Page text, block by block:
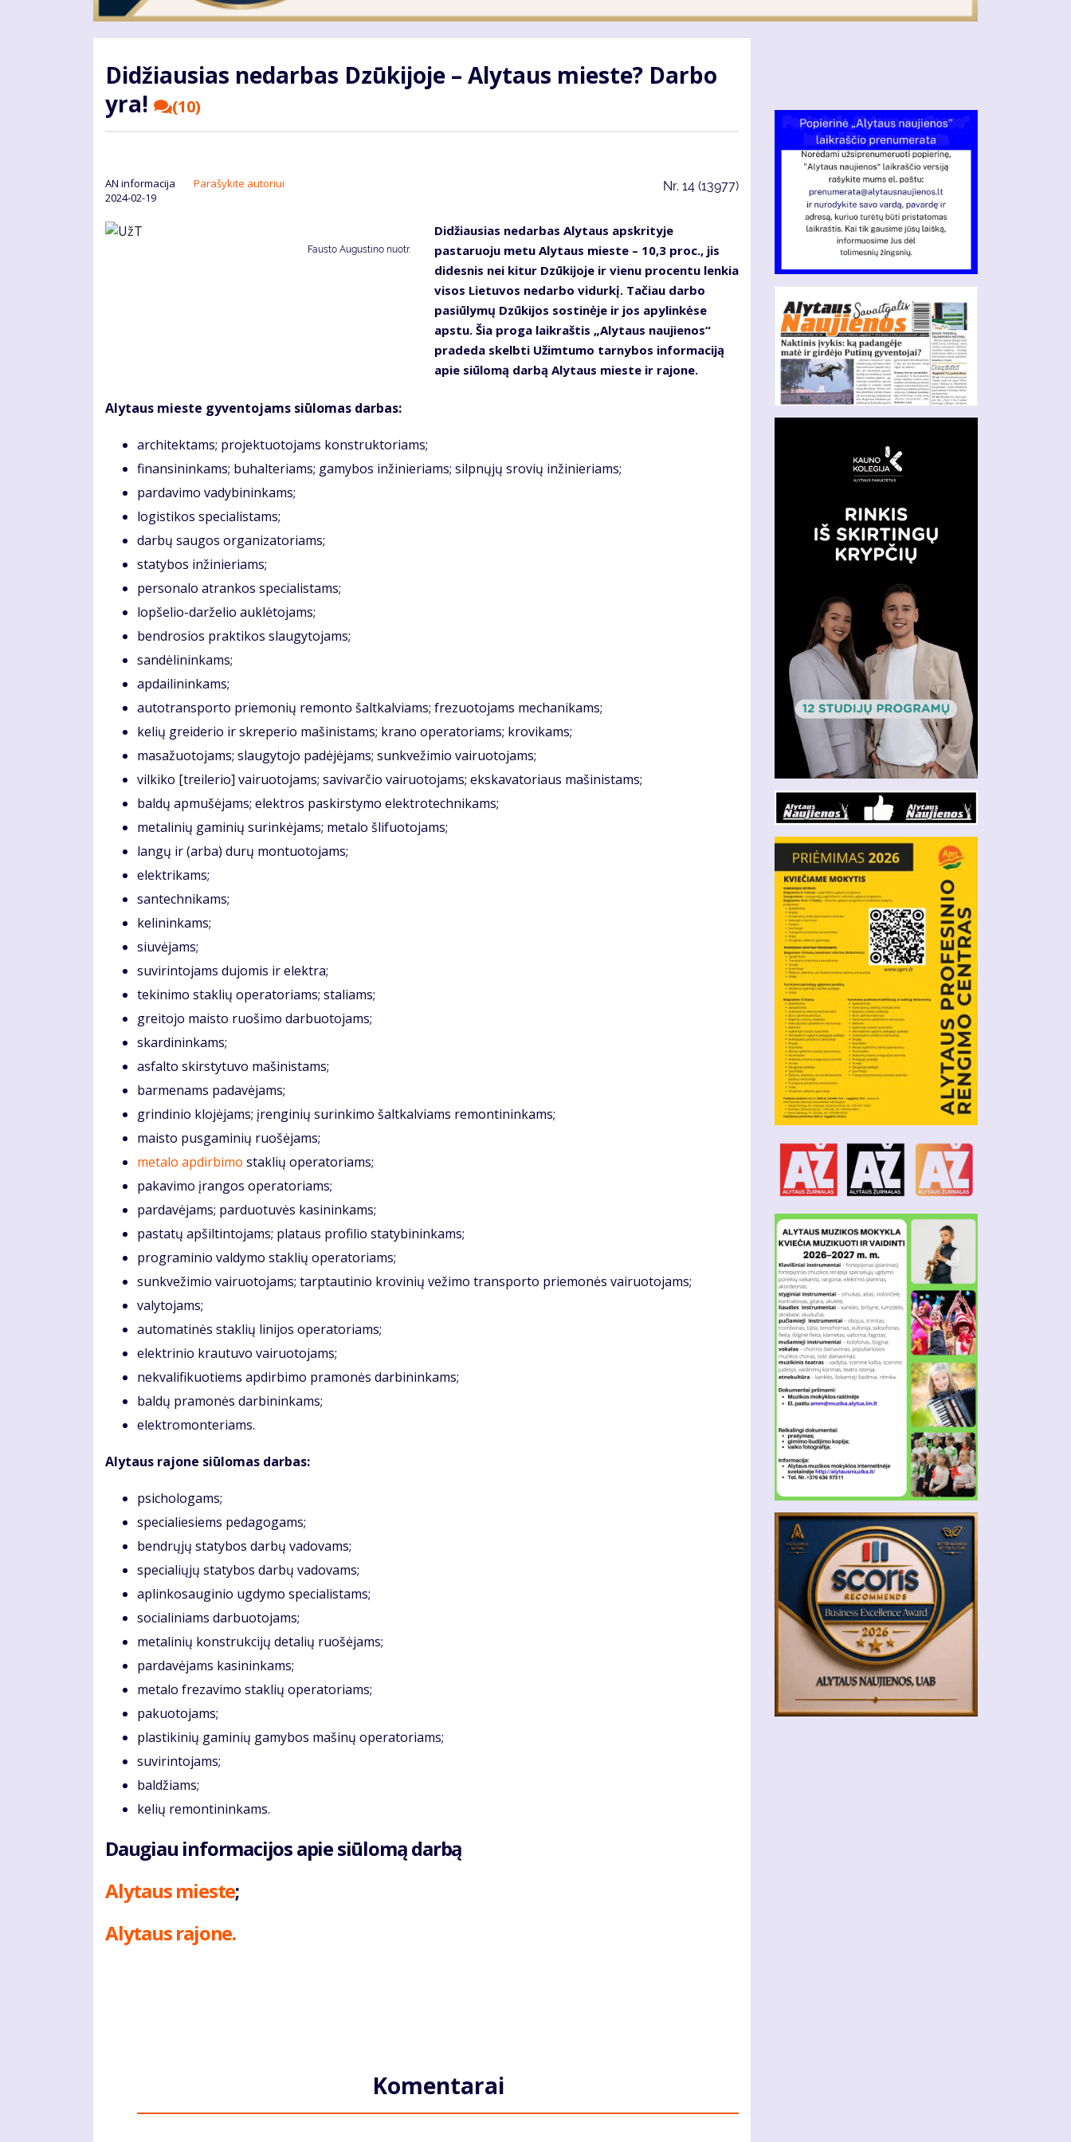
Didžiausias nedarbas Dzūkijoje – Alytaus mieste? Darbo
yra!
(10)
AN informacija
Parašykite autoriui
2024-02-19
Nr. 14 (13977)
Fausto Augustino nuotr.
Didžiausias nedarbas Alytaus apskrityje
pastaruoju metu Alytaus mieste – 10,3 proc., jis
didesnis nei kitur Dzūkijoje ir vienu procentu lenkia
visos Lietuvos nedarbo vidurkį. Tačiau darbo
pasiūlymų Dzūkijos sostinėje ir jos apylinkėse
apstu. Šia proga laikraštis „Alytaus naujienos“
pradeda skelbti Užimtumo tarnybos informaciją
apie siūlomą darbą Alytaus mieste ir rajone.
Alytaus mieste gyventojams siūlomas darbas:
architektams; projektuotojams konstruktoriams;
finansininkams; buhalteriams; gamybos inžinieriams; silpnųjų srovių inžinieriams;
pardavimo vadybininkams;
logistikos specialistams;
darbų saugos organizatoriams;
statybos inžinieriams;
personalo atrankos specialistams;
lopšelio-darželio auklėtojams;
bendrosios praktikos slaugytojams;
sandėlininkams;
apdailininkams;
autotransporto priemonių remonto šaltkalviams; frezuotojams mechanikams;
kelių greiderio ir skreperio mašinistams; krano operatoriams; krovikams;
masažuotojams; slaugytojo padėjėjams; sunkvežimio vairuotojams;
vilkiko [treilerio] vairuotojams; savivarčio vairuotojams; ekskavatoriaus mašinistams;
baldų apmušėjams; elektros paskirstymo elektrotechnikams;
metalinių gaminių surinkėjams; metalo šlifuotojams;
langų ir (arba) durų montuotojams;
elektrikams;
santechnikams;
kelininkams;
siuvėjams;
suvirintojams dujomis ir elektra;
tekinimo staklių operatoriams; staliams;
greitojo maisto ruošimo darbuotojams;
skardininkams;
asfalto skirstytuvo mašinistams;
barmenams padavėjams;
grindinio klojėjams; įrenginių surinkimo šaltkalviams remontininkams;
maisto pusgaminių ruošėjams;
metalo apdirbimo staklių operatoriams;
pakavimo įrangos operatoriams;
pardavėjams; parduotuvės kasininkams;
pastatų apšiltintojams; plataus profilio statybininkams;
programinio valdymo staklių operatoriams;
sunkvežimio vairuotojams; tarptautinio krovinių vežimo transporto priemonės vairuotojams;
valytojams;
automatinės staklių linijos operatoriams;
elektrinio krautuvo vairuotojams;
nekvalifikuotiems apdirbimo pramonės darbininkams;
baldų pramonės darbininkams;
elektromonteriams.
Alytaus rajone siūlomas darbas:
psichologams;
specialiesiems pedagogams;
bendrųjų statybos darbų vadovams;
specialiųjų statybos darbų vadovams;
aplinkosauginio ugdymo specialistams;
socialiniams darbuotojams;
metalinių konstrukcijų detalių ruošėjams;
pardavėjams kasininkams;
metalo frezavimo staklių operatoriams;
pakuotojams;
plastikinių gaminių gamybos mašinų operatoriams;
suvirintojams;
baldžiams;
kelių remontininkams.
Daugiau informacijos apie siūlomą darbą
Alytaus mieste;
Alytaus rajone.
Komentarai